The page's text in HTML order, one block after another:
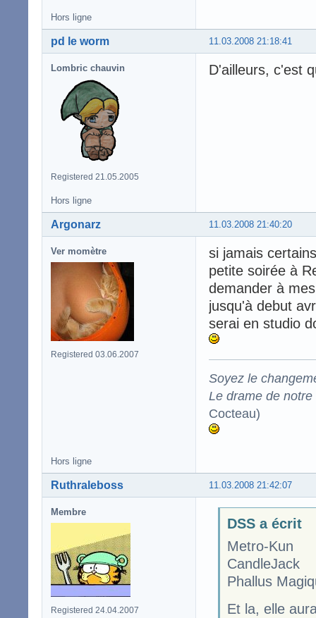
Hors ligne
11.03.2008 21:18:41
pd le worm
Lombric chauvin
Registered 21.05.2005
D'ailleurs, c'est
Hors ligne
11.03.2008 21:40:20
Argonarz
Ver momètre
Registered 03.06.2007
si jamais
petite soirée à
demander à
jusqu'à debut
serai en studio
Soyez le
Le drame de
Cocteau)
Hors ligne
11.03.2008 21:42:07
Ruthraleboss
Membre
Registered 24.04.2007
DSS a écrit
Metro-Kun
CandleJack
Phallus
Et la, elle